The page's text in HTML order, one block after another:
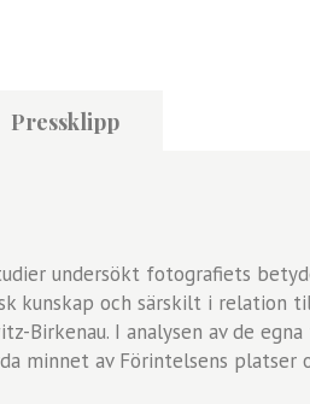
Pressklipp
undersökt fotografiets
och särskilt i relation
Birkenau. I analysen av de
minnet av Förintelsens platser